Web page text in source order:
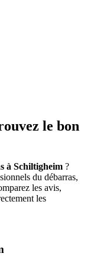
le bon
à Schiltigheim ?
du débarras,
les avis,
les